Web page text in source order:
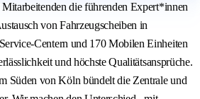
die führenden Expert*innen
von Fahrzeugscheiben in
Centern und 170 Mobilen Einheiten
und höchste Qualitätsansprüche.
Süden von Köln bündelt die Zentrale und